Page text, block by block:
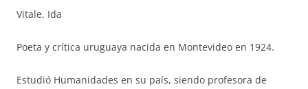
Vitale, Ida
Poeta y crítica uruguaya nacida en Montevideo en 1924.
Estudió Humanidades en su país, siendo profesora de